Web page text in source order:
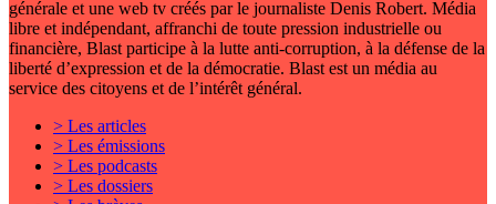
générale et une web tv créés par le journaliste Denis Robert. Média
libre et indépendant, affranchi de toute pression industrielle ou
financière, Blast participe à la lutte anti-corruption, à la défense de la
liberté d’expression et de la démocratie. Blast est un média au
service des citoyens et de l’intérêt général.
> Les articles
> Les émissions
> Les podcasts
> Les dossiers